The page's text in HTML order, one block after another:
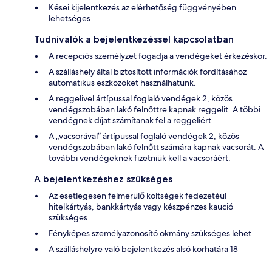
Kései kijelentkezés az elérhetőség függvényében
lehetséges
Tudnivalók a bejelentkezéssel kapcsolatban
A recepciós személyzet fogadja a vendégeket érkezéskor.
A szálláshely által biztosított információk fordításához
automatikus eszközöket használhatunk.
A reggelivel ártípussal foglaló vendégek 2, közös
vendégszobában lakó felnőttre kapnak reggelit. A többi
vendégnek díjat számítanak fel a reggeliért.
A „vacsorával” ártípussal foglaló vendégek 2, közös
vendégszobában lakó felnőtt számára kapnak vacsorát. A
további vendégeknek fizetniük kell a vacsoráért.
A bejelentkezéshez szükséges
Az esetlegesen felmerülő költségek fedezetéül
hitelkártyás, bankkártyás vagy készpénzes kaució
szükséges
Fényképes személyazonosító okmány szükséges lehet
A szálláshelyre való bejelentkezés alsó korhatára 18